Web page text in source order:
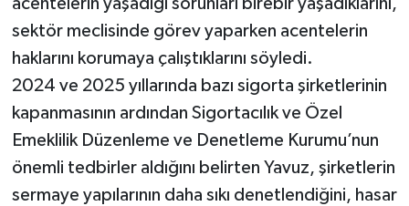
acentelerin yaşadığı sorunları birebir yaşadıklarını,
sektör meclisinde görev yaparken acentelerin
haklarını korumaya çalıştıklarını söyledi.
2024 ve 2025 yıllarında bazı sigorta şirketlerinin
kapanmasının ardından Sigortacılık ve Özel
Emeklilik Düzenleme ve Denetleme Kurumu’nun
önemli tedbirler aldığını belirten Yavuz, şirketlerin
sermaye yapılarının daha sıkı denetlendiğini, hasar